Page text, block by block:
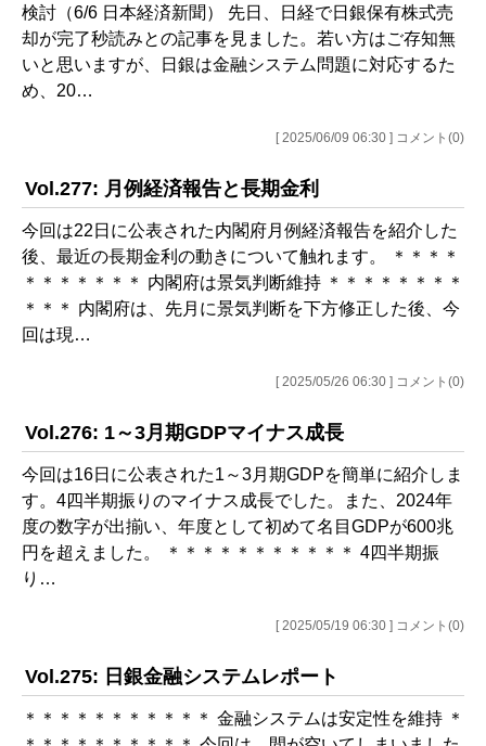
検討（6/6 日本経済新聞） 先日、日経で日銀保有株式売
却が完了秒読みとの記事を見ました。若い方はご存知無
いと思いますが、日銀は金融システム問題に対応するた
め、20…
[ 2025/06/09 06:30 ] コメント(0)
Vol.277: 月例経済報告と長期金利
今回は22日に公表された内閣府月例経済報告を紹介した
後、最近の長期金利の動きについて触れます。 ＊＊＊＊
＊＊＊＊＊＊＊ 内閣府は景気判断維持 ＊＊＊＊＊＊＊＊
＊＊＊ 内閣府は、先月に景気判断を下方修正した後、今
回は現…
[ 2025/05/26 06:30 ] コメント(0)
Vol.276: 1～3月期GDPマイナス成長
今回は16日に公表された1～3月期GDPを簡単に紹介しま
す。4四半期振りのマイナス成長でした。また、2024年
度の数字が出揃い、年度として初めて名目GDPが600兆
円を超えました。 ＊＊＊＊＊＊＊＊＊＊＊ 4四半期振
り…
[ 2025/05/19 06:30 ] コメント(0)
Vol.275: 日銀金融システムレポート
＊＊＊＊＊＊＊＊＊＊＊ 金融システムは安定性を維持 ＊